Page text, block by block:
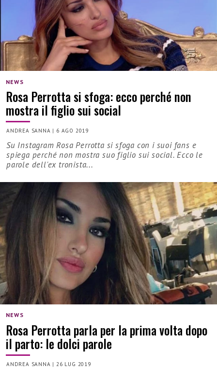
NEWS
Rosa Perrotta si sfoga: ecco perché non
mostra il figlio sui social
ANDREA SANNA | 6 AGO 2019
Su Instagram Rosa Perrotta si sfoga con i suoi fans e
spiega perché non mostra suo figlio sui social. Ecco le
parole dell'ex tronista...
NEWS
Rosa Perrotta parla per la prima volta dopo
il parto: le dolci parole
ANDREA SANNA | 26 LUG 2019